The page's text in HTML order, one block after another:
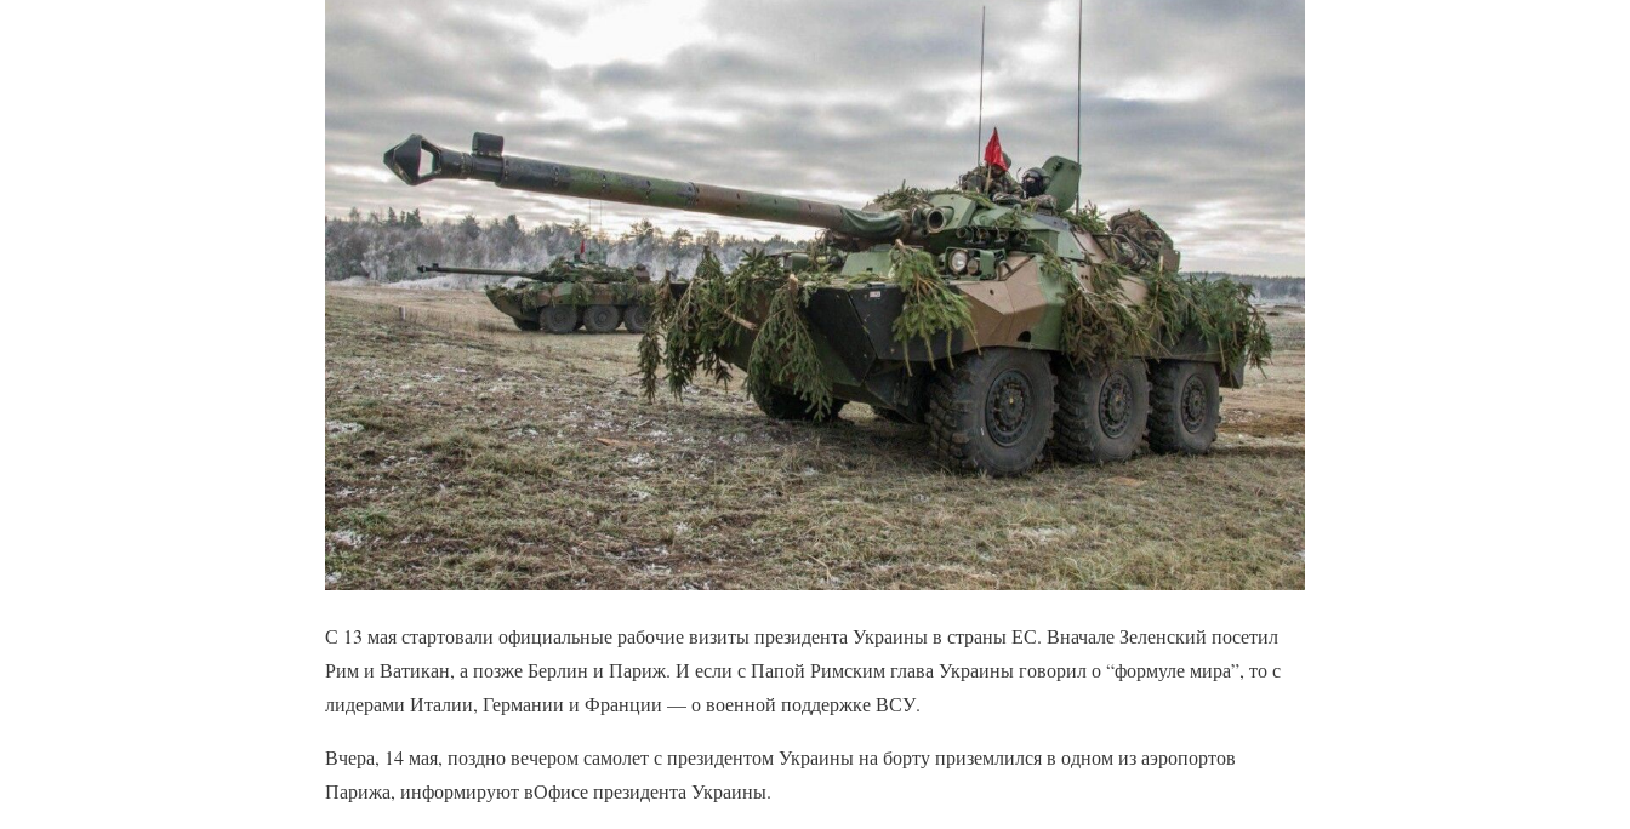
С 13 мая стартовали официальные рабочие визиты президента Украины в страны ЕС. Вначале Зеленский посетил
Рим и Ватикан, а позже Берлин и Париж. И если с Папой Римским глава Украины говорил о “формуле мира”, то с
лидерами Италии, Германии и Франции — о военной поддержке ВСУ.
Вчера, 14 мая, поздно вечером самолет с президентом Украины на борту приземлился в одном из аэропортов
Парижа, информируют вОфисе президента Украины.